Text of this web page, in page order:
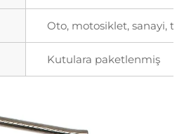
Oto, motosiklet, sanayi,
Kutulara paketlenmiş